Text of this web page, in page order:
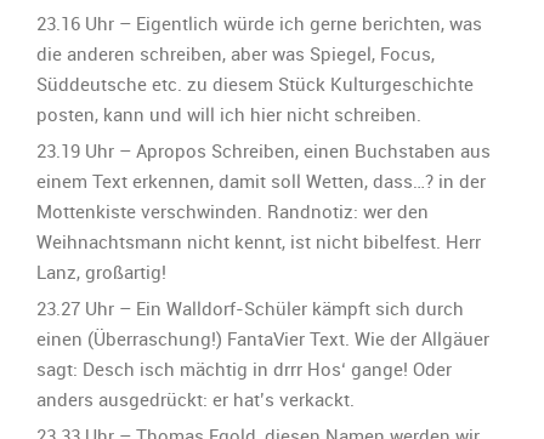
23.16 Uhr – Eigentlich würde ich gerne berichten, was
die anderen schreiben, aber was Spiegel, Focus,
Süddeutsche etc. zu diesem Stück Kulturgeschichte
posten, kann und will ich hier nicht schreiben.
23.19 Uhr – Apropos Schreiben, einen Buchstaben aus
einem Text erkennen, damit soll Wetten, dass…? in der
Mottenkiste verschwinden. Randnotiz: wer den
Weihnachtsmann nicht kennt, ist nicht bibelfest. Herr
Lanz, großartig!
23.27 Uhr – Ein Walldorf-Schüler kämpft sich durch
einen (Überraschung!) FantaVier Text. Wie der Allgäuer
sagt: Desch isch mächtig in drrr Hos‘ gange! Oder
anders ausgedrückt: er hat’s verkackt.